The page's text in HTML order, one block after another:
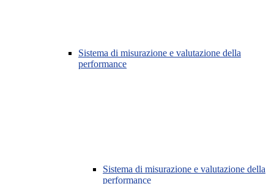
Sistema di misurazione e valutazione della
performance
Sistema di misurazione e valutazione della
performance